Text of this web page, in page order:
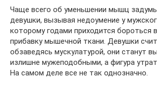
Чаще всего об уменьшении мышц
девушки, вызывая недоумение у
которому годами приходится бороться
прибавку мышечной ткани. Девушки
обзаведясь мускулатурой, они станут
излишне мужеподобными, а фигура
На самом деле все не так однозначно.